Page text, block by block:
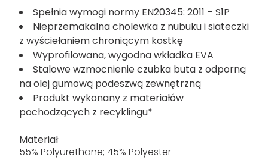
Spełnia wymogi normy EN20345: 2011 – S1P
Nieprzemakalna cholewka z nubuku i siateczki
z wyściełaniem chroniącym kostkę
Wyprofilowana, wygodna wkładka EVA
Stalowe wzmocnienie czubka buta z odporną
na olej gumową podeszwą zewnętrzną
Produkt wykonany z materiałów
pochodzących z recyklingu*
Materiał
55% Polyurethane; 45% Polyester